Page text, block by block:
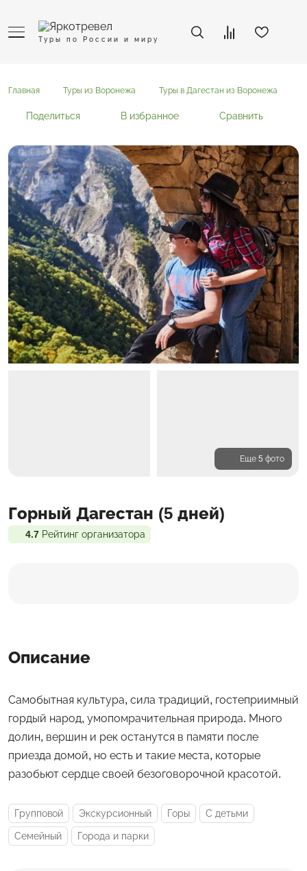
Туры по России и миру
Главная Туры из Воронежа Туры в Дагестан из Воронежа
Поделиться В избранное Сравнить
Еще 5 фото
Программа Проживание Входит в стоимость
Горный Дагестан (5 дней)
4.7 Рейтинг организатора
Описание
Самобытная культура, сила традиций, гостеприимный
гордый народ, умопомрачительная природа. Много
долин, вершин и рек останутся в памяти после
приезда домой, но есть и такие места, которые
разобьют сердце своей безоговорочной красотой.
Групповой Экскурсионный Горы С детьми
Семейный Города и парки